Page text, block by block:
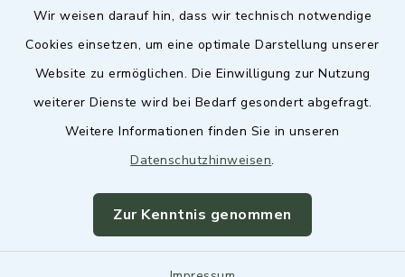
Wir weisen darauf hin, dass wir technisch notwendige
Cookies einsetzen, um eine optimale Darstellung unserer
Website zu ermöglichen. Die Einwilligung zur Nutzung
weiterer Dienste wird bei Bedarf gesondert abgefragt.
Weitere Informationen finden Sie in unseren
Datenschutzhinweisen.
Zur Kenntnis genommen
Barrierefreiheit
Impressum